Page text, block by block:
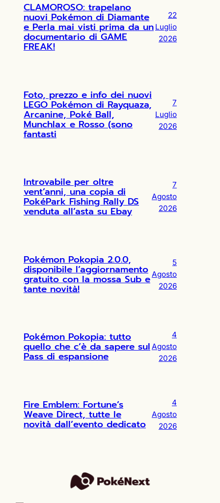
CLAMOROSO: trapelano
nuovi Pokémon di Diamante
e Perla mai visti prima da un
documentario di GAME
FREAK!
22
Luglio
2026
Foto, prezzo e info dei nuovi
LEGO Pokémon di Rayquaza,
Arcanine, Poké Ball,
Munchlax e Rosso (sono
fantasti
7
Luglio
2026
Introvabile per oltre
vent’anni, una copia di
PokéPark Fishing Rally DS
venduta all’asta su Ebay
7
Agosto
2026
Pokémon Pokopia 2.0.0,
disponibile l’aggiornamento
gratuito con la mossa Sub e
tante novità!
5
Agosto
2026
Pokémon Pokopia: tutto
quello che c’è da sapere sul
Pass di espansione
4
Agosto
2026
Fire Emblem: Fortune’s
Weave Direct, tutte le
novità dall’evento dedicato
4
Agosto
2026